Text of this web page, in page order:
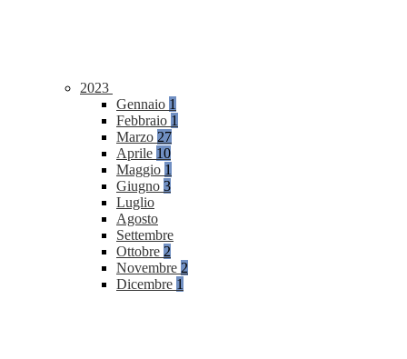
2023
Gennaio 1
Febbraio 1
Marzo 27
Aprile 10
Maggio 1
Giugno 3
Luglio
Agosto
Settembre
Ottobre 2
Novembre 2
Dicembre 1